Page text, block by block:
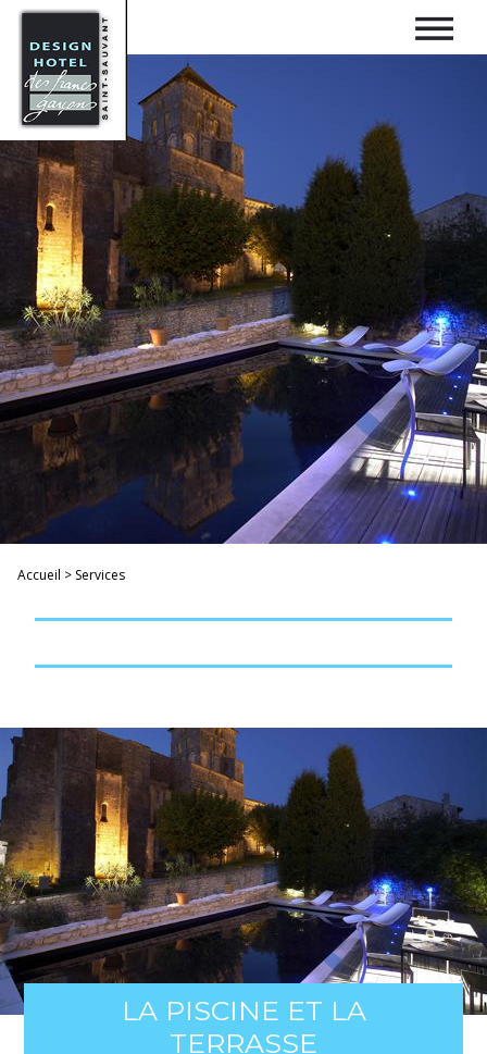
Accueil > Services
LA PISCINE ET LA
TERRASSE